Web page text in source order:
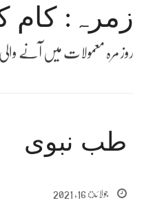
زمرہ: کام
روز مرہ معمولات میں آنے
طب نبوی
جولائ 16, 2021